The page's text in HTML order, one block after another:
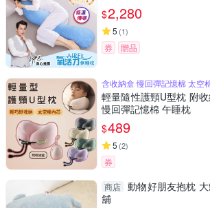
$2,280
5 (1)
券 贈品
含收納盒 慢回彈記憶棉 太空
輕量隨性護頸U型枕 附
慢回彈記憶棉 午睡枕
$489
5 (2)
券
商店 動物好朋友抱枕
舖